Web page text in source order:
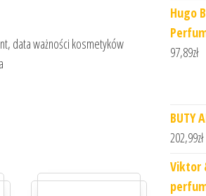
data ważności kosmetyków
Hugo
97,89zł
BUTY
202,99zł
Viktor